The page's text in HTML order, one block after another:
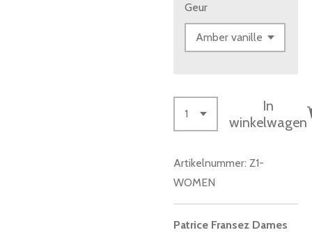
Geur
In
winkelwagen
Artikelnummer: Z1-
WOMEN
Patrice Fransez Dames